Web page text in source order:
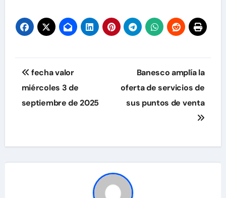
Navegación
de
entradas
fecha valor
miércoles 3 de
septiembre de 2025
Banesco amplía la
oferta de servicios de
sus puntos de venta